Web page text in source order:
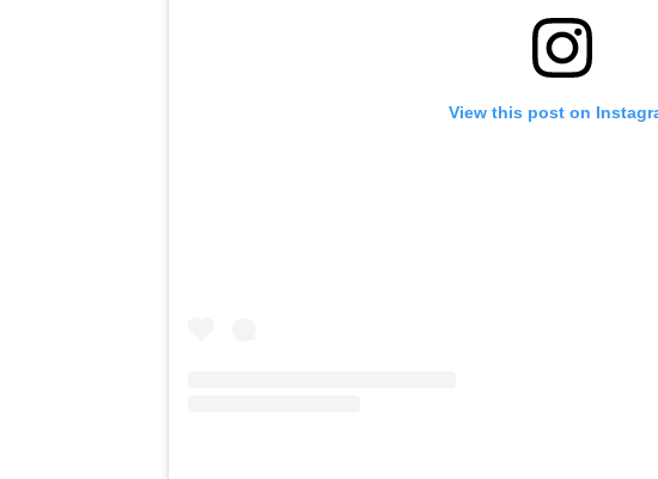
View this post on